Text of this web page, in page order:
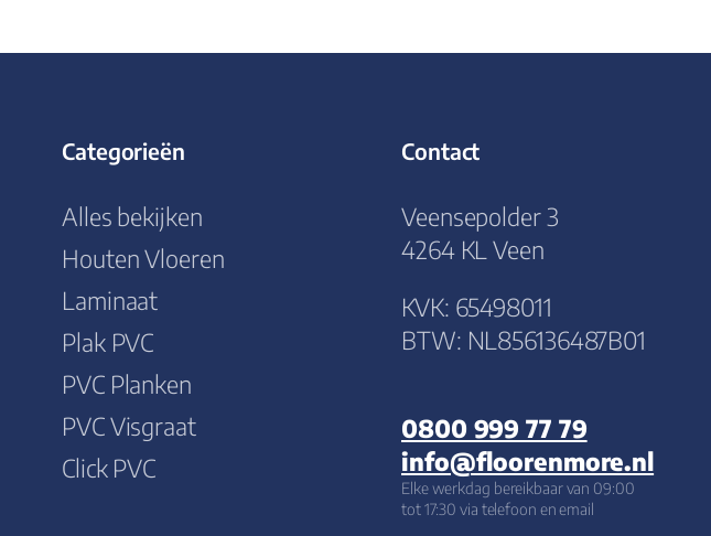
Categorieën
Alles bekijken
Houten Vloeren
Laminaat
Plak PVC
PVC Planken
PVC Visgraat
Click PVC
Contact
Veensepolder 3
4264 KL Veen
KVK: 65498011
BTW: NL856136487B01
0800 999 77 79
info@floorenmore.nl
Elke werkdag bereikbaar van 09:00
tot 17:30 via telefoon en email